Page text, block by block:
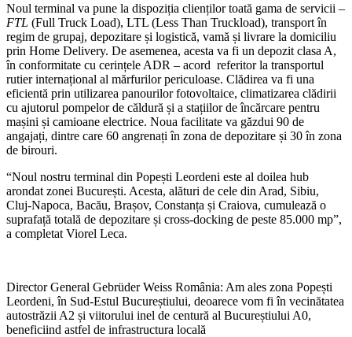
Noul terminal va pune la dispoziția clienților toată gama de servicii –
FTL (Full Truck Load), LTL (Less Than Truckload), transport în
regim de grupaj, depozitare și logistică, vamă și livrare la domiciliu
prin Home Delivery. De asemenea, acesta va fi un depozit clasa A,
în conformitate cu cerințele ADR – acord referitor la transportul
rutier internațional al mărfurilor periculoase. Clădirea va fi una
eficientă prin utilizarea panourilor fotovoltaice, climatizarea clădirii
cu ajutorul pompelor de căldură și a stațiilor de încărcare pentru
mașini și camioane electrice. Noua facilitate va găzdui 90 de
angajați, dintre care 60 angrenați în zona de depozitare și 30 în zona
de birouri.
“Noul nostru terminal din Popești Leordeni este al doilea hub
arondat zonei București. Acesta, alături de cele din Arad, Sibiu,
Cluj-Napoca, Bacău, Brașov, Constanța și Craiova, cumulează o
suprafață totală de depozitare și cross-docking de peste 85.000 mp”,
a completat Viorel Leca.
Director General Gebrüder Weiss România: Am ales zona Popești
Leordeni, în Sud-Estul Bucureștiului, deoarece vom fi în vecinătatea
autostrăzii A2 și viitorului inel de centură al Bucureștiului A0,
beneficiind astfel de infrastructura locală